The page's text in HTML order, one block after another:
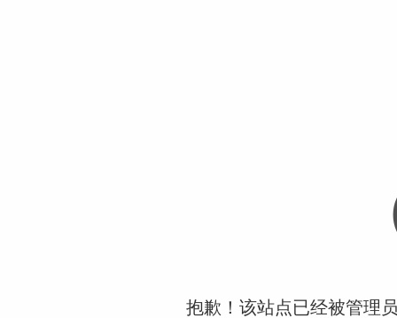
抱歉！该站点已经被管理